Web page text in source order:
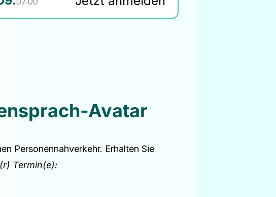
Avatar
Personennahverkehr. Erhalten Sie
Termin(e):